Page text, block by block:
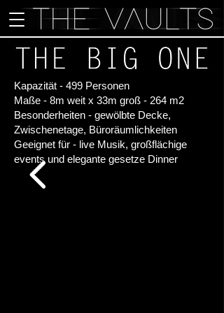
Kapazität - 499 Personen
Maße - 8m weit x 33m groß - 264 m2
Besonderheiten - gewölbte Decke,
Zwischenetage, Büroräumlichkeiten
Geeignet für - live Musik, großflächige
events und elegante gesetze Dinner